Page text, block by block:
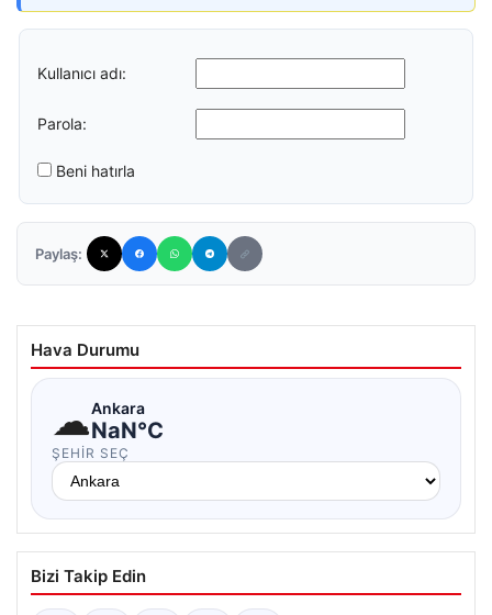
Kullanıcı adı:
Parola:
Beni hatırla
Paylaş:
Hava Durumu
☁Ankara
NaN°C
ŞEHIR SEÇ
Bizi Takip Edin